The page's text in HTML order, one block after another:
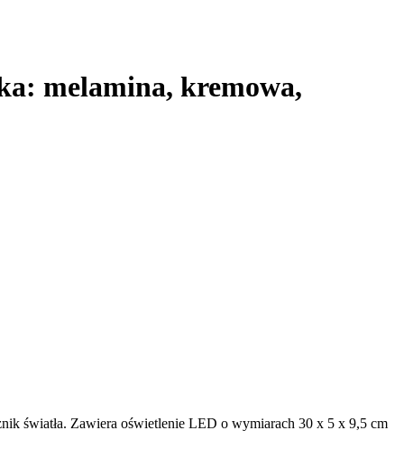
melamina, kremowa,
światła. Zawiera oświetlenie LED o wymiarach 30 x 5 x 9,5 cm